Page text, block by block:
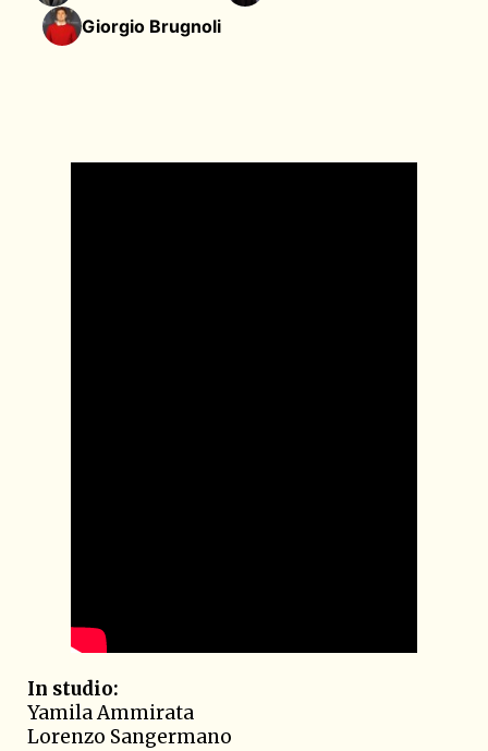
Giorgio Brugnoli
In studio:
Yamila Ammirata
Lorenzo Sangermano